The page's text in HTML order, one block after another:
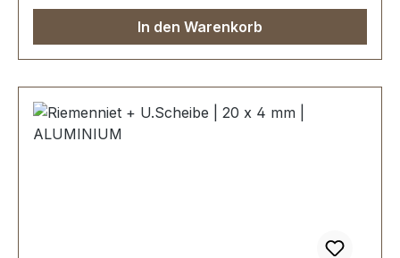
In den Warenkorb